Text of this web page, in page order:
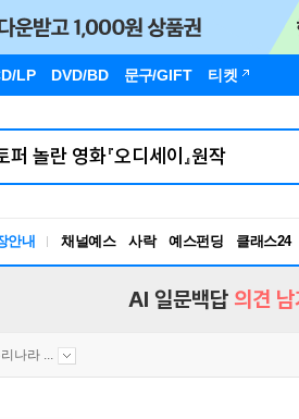
LP DVD/BD 문구/GIFT 티켓
안내 채널예스 사락 예스펀딩 클래스24
AI 일문백답 의견
나라 ...